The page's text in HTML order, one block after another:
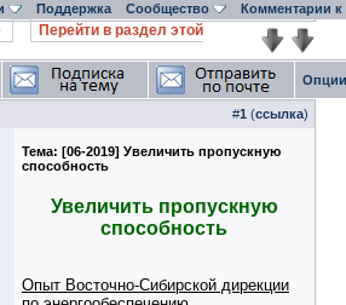
Поддержка Сообщество Комментарии
Перейти в раздел этой
#1 (ссылка)
Тема: [06-2019] Увеличить пропускную
способность
Увеличить пропускную
способность
Опыт Восточно-Сибирской дирекции